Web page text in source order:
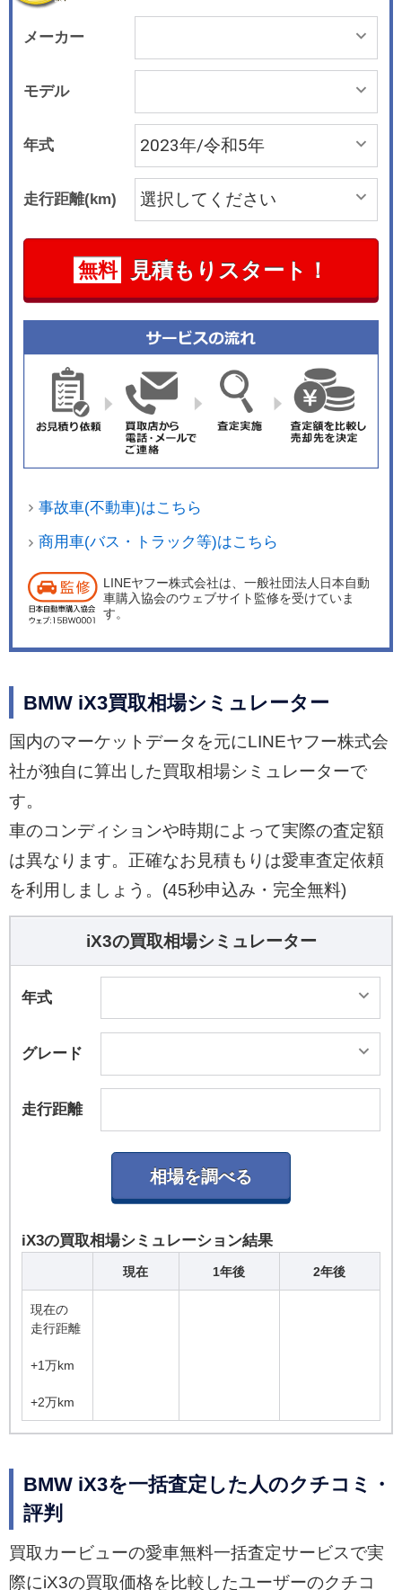
メーカー
モデル
年式
走行距離(km)
無料 見積もりスタート！
事故車(不動車)はこちら
商用車(バス・トラック等)はこちら
LINEヤフー株式会社は、一般社団法人日本自動
車購入協会のウェブサイト監修を受けていま
す。
BMW iX3買取相場シミュレーター
国内のマーケットデータを元にLINEヤフー株式会
社が独自に算出した買取相場シミュレーターで
す。
車のコンディションや時期によって実際の査定額
は異なります。正確なお見積もりは愛車査定依頼
を利用しましょう。(45秒申込み・完全無料)
iX3の買取相場シミュレーター
年式
グレード
走行距離
iX3の買取相場シミュレーション結果
現在 1年後 2年後
現在の
走行距離
+1万km
+2万km
BMW iX3を一括査定した人のクチコミ・
評判
買取カービューの愛車無料一括査定サービスで実
際にiX3の買取価格を比較したユーザーのクチコ